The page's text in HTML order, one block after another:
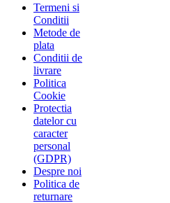
Termeni si
Conditii
Metode de
plata
Conditii de
livrare
Politica
Cookie
Protectia
datelor cu
caracter
personal
(GDPR)
Despre noi
Politica de
returnare